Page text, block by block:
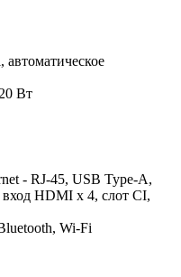
Вт
- RJ-45, USB Type-A,
HDMI x 4, слот CI,
Wi-Fi